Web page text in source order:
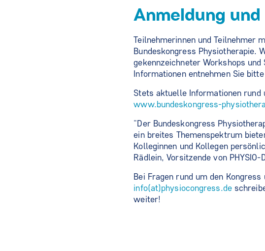
Anmeldung
Teilnehmerinnen und Teilnehmer
Bundeskongress Physiotherapie.
gekennzeichneter Workshops
Informationen entnehmen Sie
Stets aktuelle Informationen rund
www.bundeskongress-
"Der Bundeskongress
ein breites Themenspektrum
Kolleginnen und Kollegen
Rädlein, Vorsitzende von
Bei Fragen rund um den
info(at)physiocongress.de
weiter!